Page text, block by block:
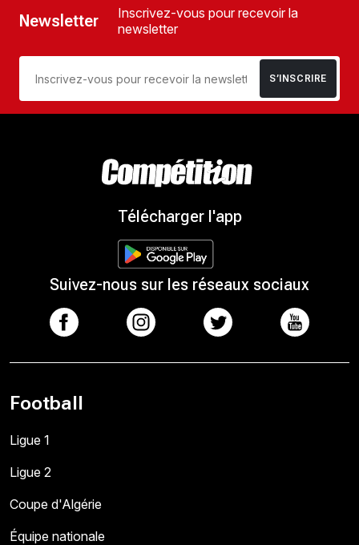
Newsletter
Inscrivez-vous pour recevoir la
newsletter
S’INSCRIRE
Télécharger l'app
Suivez-nous sur les réseaux sociaux
Football
Ligue 1
Ligue 2
Coupe d'Algérie
Équipe nationale